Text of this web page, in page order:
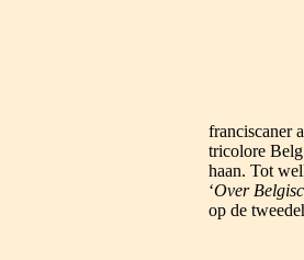
franciscaner
tricolore Belg
haan. Tot
‘Over
op de